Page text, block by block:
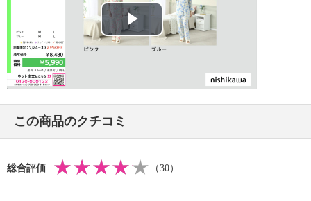
・漂白処理：塩素系・酸素系漂白不可
・タンブル乾燥：不可
・自然乾燥：日陰の吊り干し
・アイロン仕上げ：可（高温）
・ドライクリーニング：不可
・中国製
＜ボトムス＞
【詳細】
・開きの場所：なし
Play
この商品のクチコミ
総合評価 （30）